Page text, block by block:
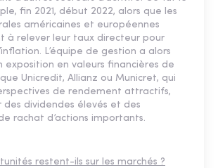
fin 2021, début 2022, alors que les
américaines et européennes
à relever leur taux directeur pour
L’équipe de gestion a alors
exposition en valeurs financières de
Unicredit, Allianz ou Municret, qui
de rendement attractifs,
des dividendes élevés et des
rachat d’actions importants.
restent-ils sur les marchés ?